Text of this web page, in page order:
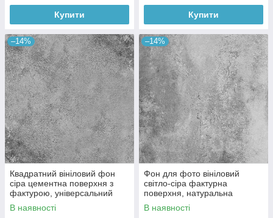
Купити Купити
–14%
Квадратний вініловий фон
сіра цементна поверхня з
фактурою, універсальний
фотофон для зйомки 60x60
см, №550659
В наявності
–14%
Фон для фото вініловий
світло-сіра фактурна
поверхня, натуральна
бетонна текстура, 60x60 см,
№550413
В наявності